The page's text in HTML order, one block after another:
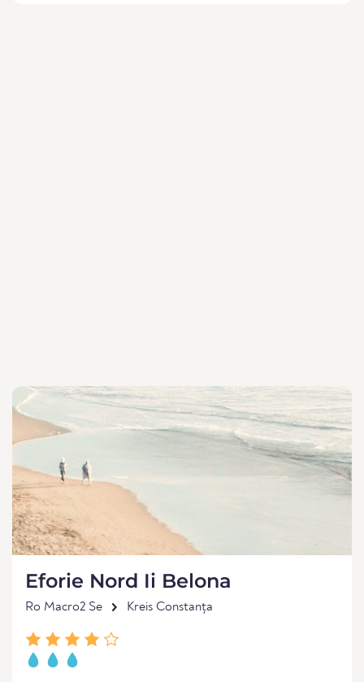
Eforie Nord Ii Belona
Ro Macro2 Se Kreis Constanța